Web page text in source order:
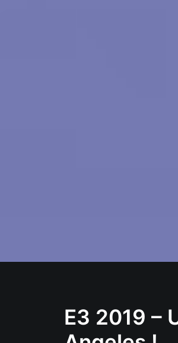
E3 2019 –